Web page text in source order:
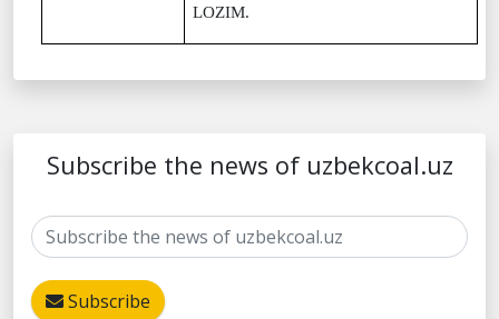
LOZIM.
Subscribe the news of uzbekcoal.uz
Subscribe